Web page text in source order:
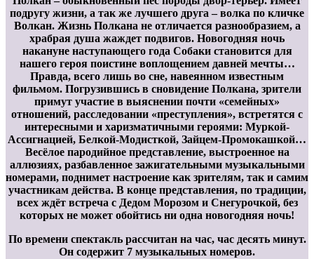
подругу жизни, а так же лучшего друга – волка по кличке
Волкан. Жизнь Полкана не отличается разнообразием, а
храбрая душа жаждет подвигов. Новогодняя ночь
накануне наступающего года Собаки становится для
нашего героя поистине воплощением давней мечты…
Правда, всего лишь во сне, навеянном известным
фильмом. Погрузившись в сновидение Полкана, зрители
примут участие в выяснении почти «семейных»
отношений, расследовании «преступления», встретятся с
интересными и харизматичными героями: Муркой-
Ассигнацией, Белкой-Модисткой, Зайцем-Промокашкой…
Весёлое пародийное представление, выстроенное на
аллюзиях, разбавленное зажигательными музыкальными
номерами, поднимет настроение как зрителям, так и самим
участникам действа. В конце представления, по традиции,
всех ждёт встреча с Дедом Морозом и Снегурочкой, без
которых не может обойтись ни одна новогодняя ночь!
По времени спектакль рассчитан на час, час десять минут.
Он содержит 7 музыкальных номеров.